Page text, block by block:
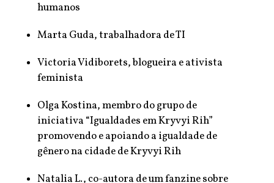
humanos
Marta Guda, trabalhadora de TI
Victoria Vidiborets, blogueira e ativista
feminista
Olga Kostina, membro do grupo de
iniciativa “Igualdades em Kryvyi Rih”
promovendo e apoiando a igualdade de
gênero na cidade de Kryvyi Rih
Natalia L., co-autora de um fanzine sobre